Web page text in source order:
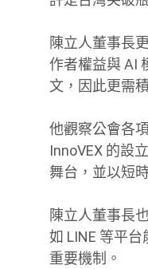
陳立人董事長
作者權益與 AI
文，因此更需
他觀察公會各
InnoVEX 的設
舞台，並以短
陳立人董事長
如 LINE 等平
重要機制。